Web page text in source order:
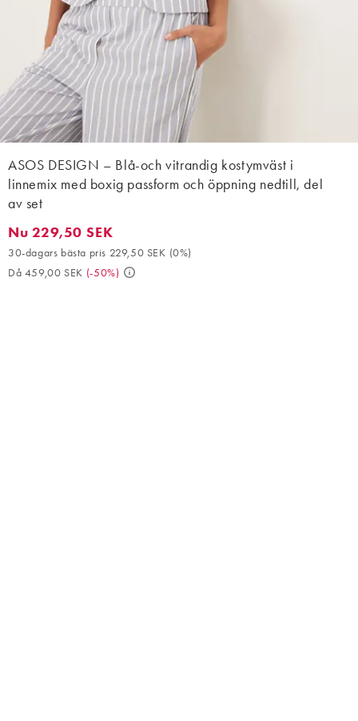
ASOS DESIGN – Blå-och vitrandig kostymväst i
linnemix med boxig passform och öppning nedtill, del
av set
Nu 229,50 SEK. 30-dagars bästa pris 229,50 SEK (0%). Då
Nu 229,50 SEK
30-dagars bästa pris 229,50 SEK (0%)
Då 459,00 SEK (-50%)